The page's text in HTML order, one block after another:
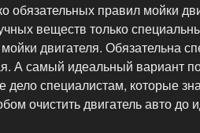
обязательных правил мойки
веществ только
двигателя. Обязательна
А самый идеальный вариант
дело специалистам, которые
очистить двигатель авто до